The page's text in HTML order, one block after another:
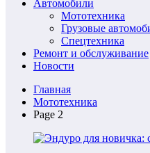
Автомобили
Мототехника
Грузовые
Спецтехника
Ремонт и обслуживание
Новости
Главная
Мототехника
Page 2